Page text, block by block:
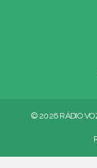
© 2026 RÁDIO